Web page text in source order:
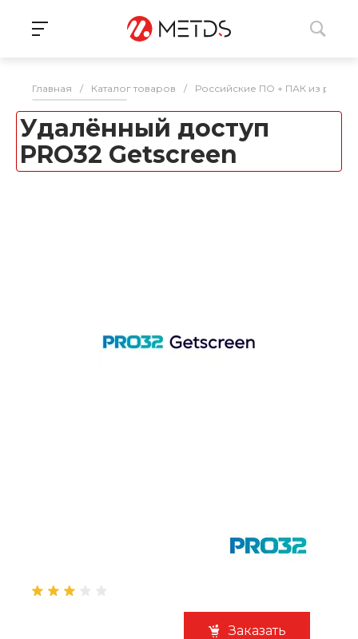
Главная / Каталог товаров / Российские ПО + ПАК из
Удалённый доступ
PRO32 Getscreen
Заказать